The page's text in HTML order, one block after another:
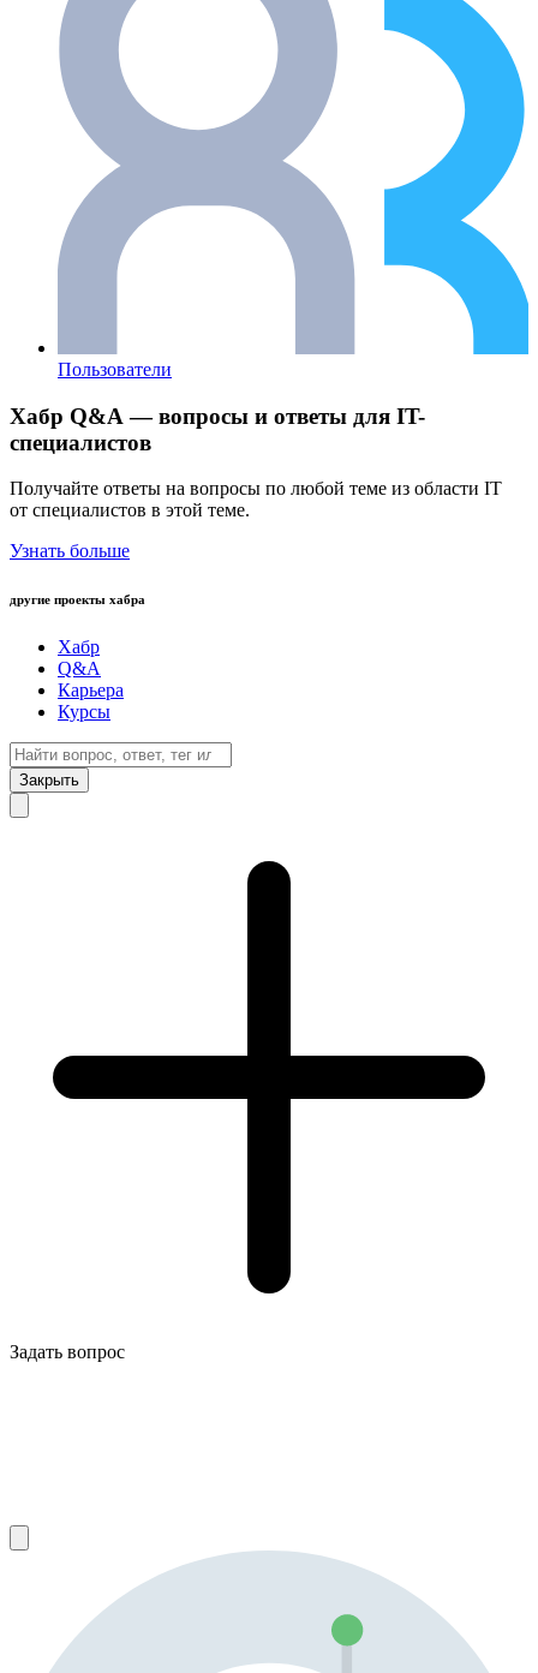
Пользователи
Хабр Q&A — вопросы и ответы для IT-
специалистов
Получайте ответы на вопросы по любой теме из области IT
от специалистов в этой теме.
Узнать больше
другие проекты хабра
Хабр
Q&A
Карьера
Курсы
Закрыть
Задать вопрос